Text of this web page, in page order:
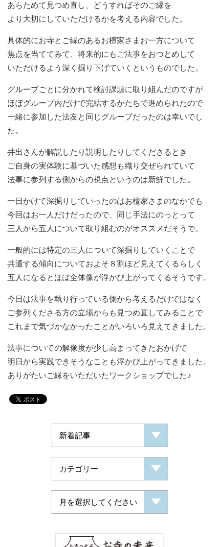
あらためて見つめ直し、どうすればそのご縁を
より大切にしていただけるかを考える内容でした。
具体的にお寺とご縁のあるお檀家さまお一方について
焦点を当ててみて、将来的にもご法事をおつとめして
いただけるよう深く掘り下げていくというものでした。
グループごとに分かれて検討課題に取り組んだのですが
ほぼグループ内だけで完結するかたちで進められたので
一緒に参加した法友と同じグループだったのは幸いでし
た。
井出さんが解説したり説明したりしてくださるとき
ご自身の実体験に基づいた感想も織り交ぜられていて
法事に参列する側からの視点というのは新鮮でした。
一日かけて深掘りしていったのはお檀家さまのなかでも
今回はお一人だけだったので、同じ手法にのっとって
三人から五人について取り組むのがオススメだそうで。
一般的には特定の三人について深掘りしていくことで
共通する傾向についておよそ８割ほど見えてくるらしく
五人になるとほぼ全体像が浮かび上がってくるそうです。
今日は法事を執り行っている側から考えるだけではなく
ご参列くださる方の立場からも見つめ直してみることで
これまで気づかなかったことがいろいろ見えてきました。
法事についての解像度が少し高まってきたおかげで
明日から実践できそうなことも浮かび上がってきました。
ありがたいご縁をいただいたワークショップでした♪